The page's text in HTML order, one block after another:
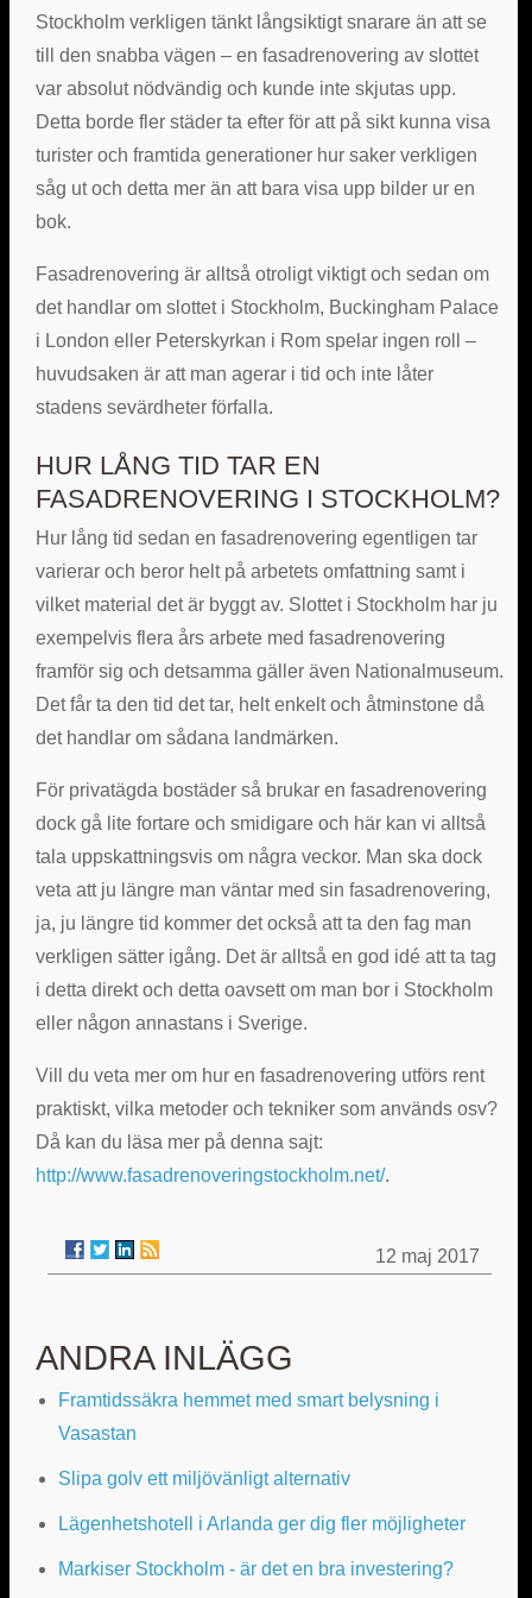
Stockholm verkligen tänkt långsiktigt snarare än att se
till den snabba vägen – en fasadrenovering av slottet
var absolut nödvändig och kunde inte skjutas upp.
Detta borde fler städer ta efter för att på sikt kunna visa
turister och framtida generationer hur saker verkligen
såg ut och detta mer än att bara visa upp bilder ur en
bok.
Fasadrenovering är alltså otroligt viktigt och sedan om
det handlar om slottet i Stockholm, Buckingham Palace
i London eller Peterskyrkan i Rom spelar ingen roll –
huvudsaken är att man agerar i tid och inte låter
stadens sevärdheter förfalla.
HUR LÅNG TID TAR EN
FASADRENOVERING I STOCKHOLM?
Hur lång tid sedan en fasadrenovering egentligen tar
varierar och beror helt på arbetets omfattning samt i
vilket material det är byggt av. Slottet i Stockholm har ju
exempelvis flera års arbete med fasadrenovering
framför sig och detsamma gäller även Nationalmuseum.
Det får ta den tid det tar, helt enkelt och åtminstone då
det handlar om sådana landmärken.
För privatägda bostäder så brukar en fasadrenovering
dock gå lite fortare och smidigare och här kan vi alltså
tala uppskattningsvis om några veckor. Man ska dock
veta att ju längre man väntar med sin fasadrenovering,
ja, ju längre tid kommer det också att ta den fag man
verkligen sätter igång. Det är alltså en god idé att ta tag
i detta direkt och detta oavsett om man bor i Stockholm
eller någon annastans i Sverige.
Vill du veta mer om hur en fasadrenovering utförs rent
praktiskt, vilka metoder och tekniker som används osv?
Då kan du läsa mer på denna sajt:
http://www.fasadrenoveringstockholm.net/.
12 maj 2017
ANDRA INLÄGG
Framtidssäkra hemmet med smart belysning i
Vasastan
Slipa golv ett miljövänligt alternativ
Lägenhetshotell i Arlanda ger dig fler möjligheter
Markiser Stockholm - är det en bra investering?